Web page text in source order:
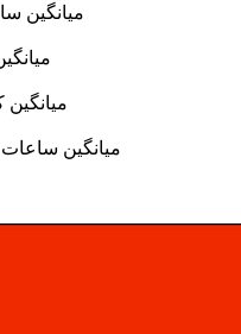
میانگین
میانگین